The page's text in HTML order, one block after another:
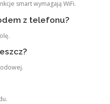
smart wymagają WiFi.
z telefonu?